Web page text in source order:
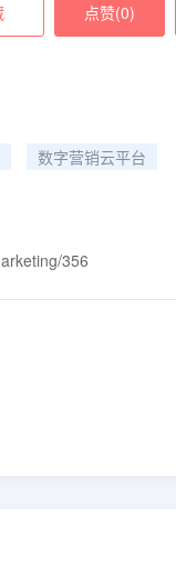
点赞(0)
数字营销云平台
356